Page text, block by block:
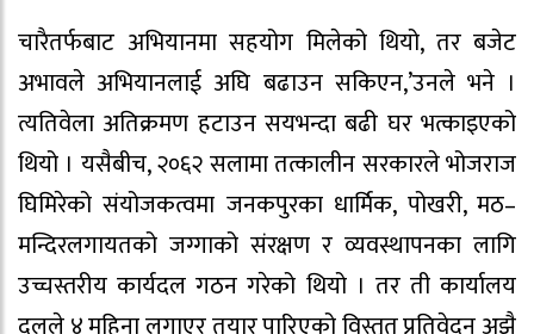
चारैतर्फबाट अभियानमा सहयोग मिलेको थियो, तर बजेट
अभावले अभियानलाई अघि बढाउन सकिएन,’उनले भने ।
त्यतिवेला अतिक्रमण हटाउन सयभन्दा बढी घर भत्काइएको
थियो । यसैबीच, २०६२ सलामा तत्कालीन सरकारले भोजराज
घिमिरेको संयोजकत्वमा जनकपुरका धार्मिक, पोखरी, मठ–
मन्दिरलगायतको जग्गाको संरक्षण र व्यवस्थापनका लागि
उच्चस्तरीय कार्यदल गठन गरेको थियो । तर ती कार्यालय